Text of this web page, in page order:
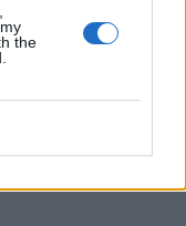
the
aici pentru